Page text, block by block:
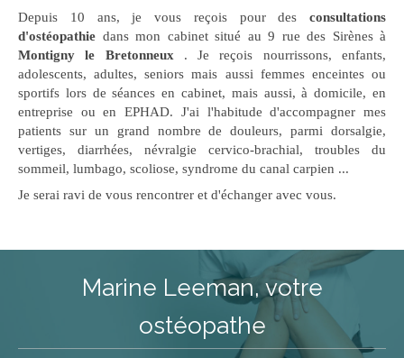
Depuis 10 ans, je vous reçois pour des consultations
d'ostéopathie dans mon cabinet situé au 9 rue des Sirènes à
Montigny le Bretonneux . Je reçois nourrissons, enfants,
adolescents, adultes, seniors mais aussi femmes enceintes ou
sportifs lors de séances en cabinet, mais aussi, à domicile, en
entreprise ou en EPHAD. J'ai l'habitude d'accompagner mes
patients sur un grand nombre de douleurs, parmi dorsalgie,
vertiges, diarrhées, névralgie cervico-brachial, troubles du
sommeil, lumbago, scoliose, syndrome du canal carpien ...
Je serai ravi de vous rencontrer et d'échanger avec vous.
Marine Leeman, votre
ostéopathe